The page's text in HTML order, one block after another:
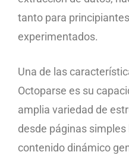
tanto para
experimentados.
Una de las
Octoparse es su
amplia variedad de
desde páginas
contenido dinámico